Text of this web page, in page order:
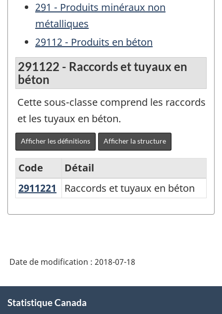
291 - Produits minéraux non
métalliques
29112 - Produits en béton
291122 - Raccords et tuyaux en
béton
Cette sous-classe comprend les raccords
et les tuyaux en béton.
Afficher les définitions Afficher la structure
Variante
2017
1.0
-
Code
Détail
2911221
Raccords et tuyaux en béton
Raccords et tuyaux en béton
Date de modification : 2018-07-18
propos
Statistique Canada